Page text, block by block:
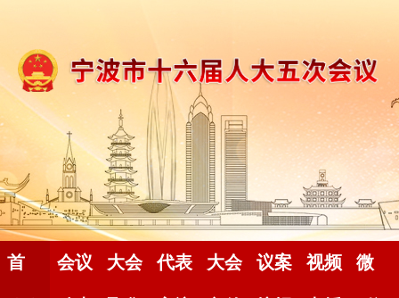
首 会议 大会 代表 大会 议案 视频 微